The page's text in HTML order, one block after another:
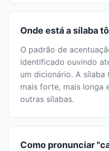
Onde está a sílaba
O padrão de
identificado ouvindo
um dicionário. A
mais forte, mais longa
outras sílabas.
Como pronunciar